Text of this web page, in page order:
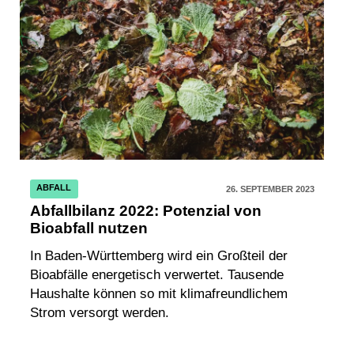
ABFALL 26. SEPTEMBER 2023
Abfallbilanz 2022: Potenzial von
Bioabfall nutzen
In Baden-Württemberg wird ein Großteil der
Bioabfälle energetisch verwertet. Tausende
Haushalte können so mit klimafreundlichem
Strom versorgt werden.